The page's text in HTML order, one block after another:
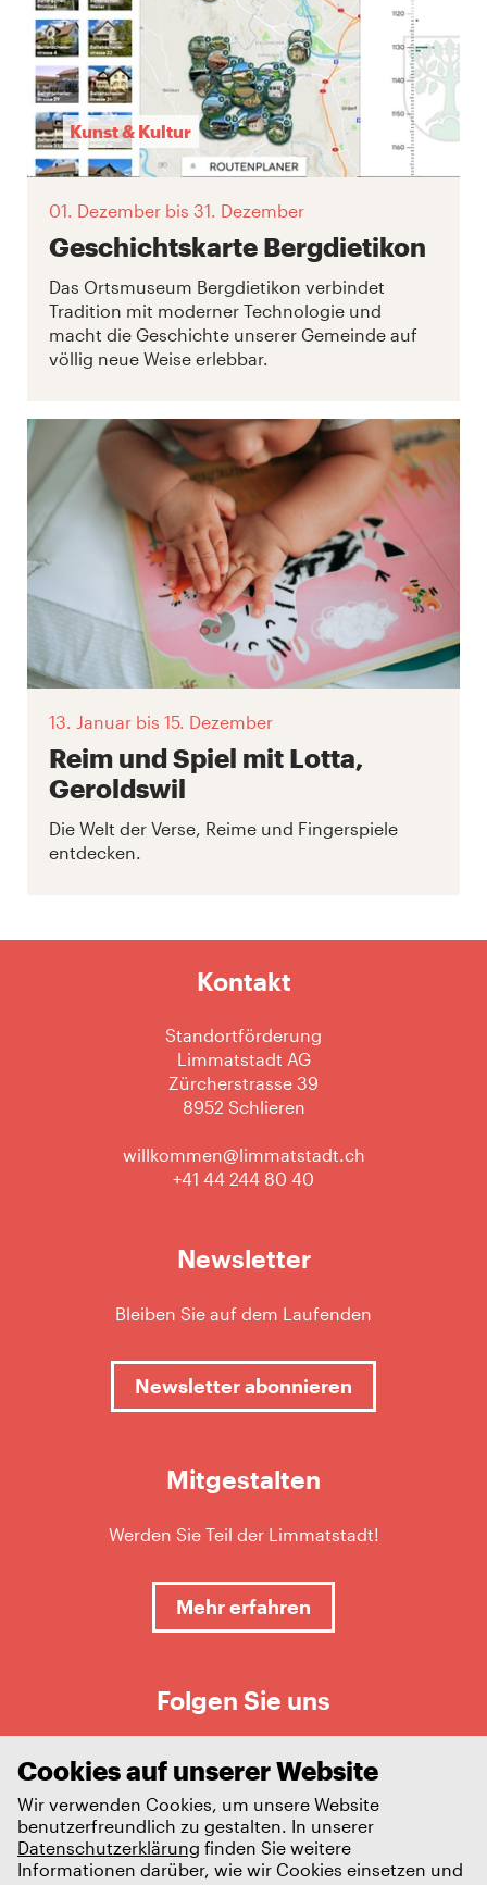
Kunst & Kultur
01. Dezember bis 31. Dezember
Geschichtskarte Bergdietikon
Das Ortsmuseum Bergdietikon verbindet
Tradition mit moderner Technologie und
macht die Geschichte unserer Gemeinde auf
völlig neue Weise erlebbar.
13. Januar bis 15. Dezember
Reim und Spiel mit Lotta,
Geroldswil
Die Welt der Verse, Reime und Fingerspiele
entdecken.
Kontakt
Standortförderung
Limmatstadt AG
Zürcherstrasse 39
8952 Schlieren
willkommen@limmatstadt.ch
+41 44 244 80 40
Newsletter
Bleiben Sie auf dem Laufenden
Newsletter abonnieren
Mitgestalten
Werden Sie Teil der Limmatstadt!
Mehr erfahren
Folgen Sie uns
Cookies auf unserer Website
Wir verwenden Cookies, um unsere Website
benutzerfreundlich zu gestalten. In unserer
Datenschutzerklärung finden Sie weitere
Informationen darüber, wie wir Cookies einsetzen und